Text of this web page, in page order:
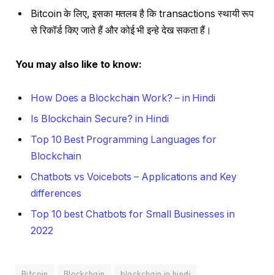
Bitcoin के लिए, इसका मतलब है कि transactions स्थायी रूप
से रिकॉर्ड किए जाते हैं और कोई भी इन्हे देख सकता हैं।
You may also like to know:
How Does a Blockchain Work? – in Hindi
Is Blockchain Secure? in Hindi
Top 10 Best Programming Languages for
Blockchain
Chatbots vs Voicebots – Applications and Key
differences
Top 10 best Chatbots for Small Businesses in
2022